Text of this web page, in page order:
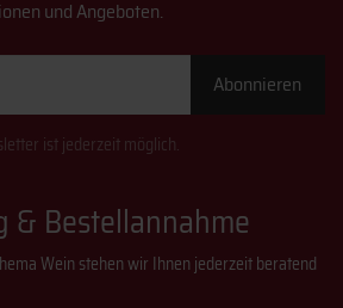
und Angeboten.
Abonnieren
ist jederzeit möglich.
& Bestellannahme
Wein stehen wir Ihnen jederzeit beratend